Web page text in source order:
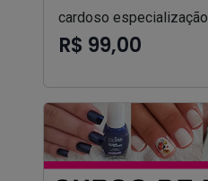
cardoso especialização
R$ 99,00